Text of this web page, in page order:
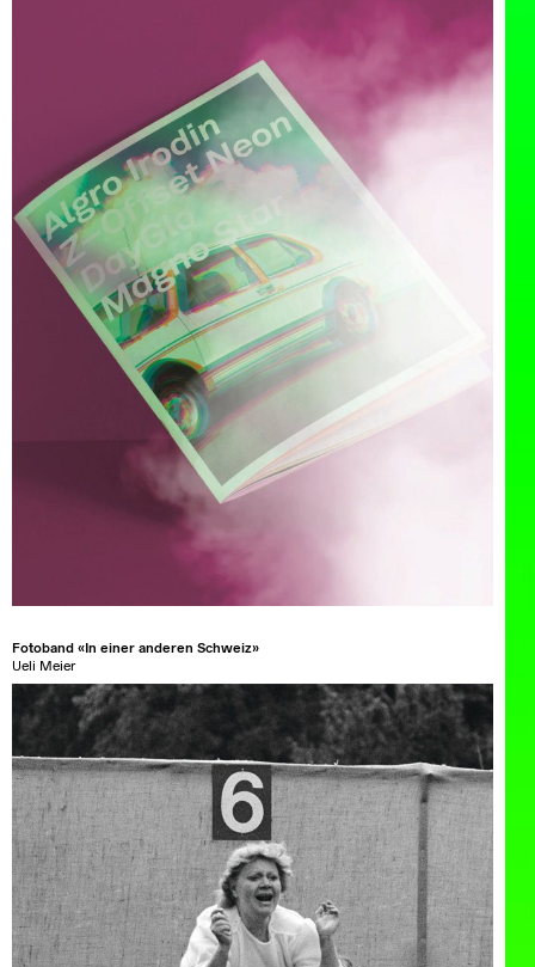
Fotoband «In einer anderen Schweiz»
Ueli Meier